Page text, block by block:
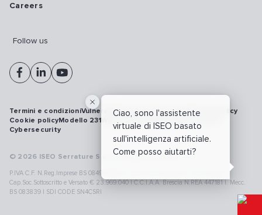
Ciao, sono l'assistente
virtuale di ISEO basato
sull'intelligenza artificiale.
Come posso aiutarti?
Careers
Follow us
© 2026 ISEO Serrature S.p.A. All right reserved
P.IVA C.F. N.Reg.Imprese BS 08499190018 | Cap.Soc.Deliberato € 24.340.965 |
Cap.Soc.Sottoscritto e Versato € 23.969.040 | C.C.I.A.A. Brescia N.REA 447181 |. Mecc.
BS 083839 | SDI CODE SN4CSRI
Termini e condizioniVulnerability disclosure policyPrivacy policy
Cookie policyModello 231WhistleblowingRichiamo prodotti
Cybersecurity